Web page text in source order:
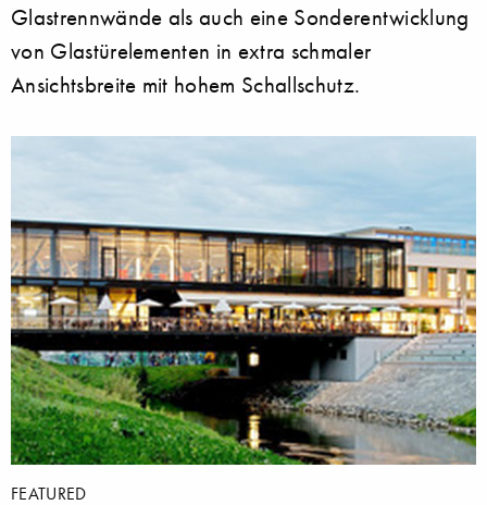
Glastrennwände als auch eine Sonderentwicklung
von Glastürelementen in extra schmaler
Ansichtsbreite mit hohem Schallschutz.
FEATURED